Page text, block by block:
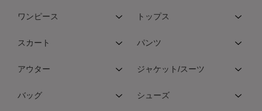
ワンピース トップス
スカート パンツ
アウター ジャケット/スーツ
バッグ シューズ